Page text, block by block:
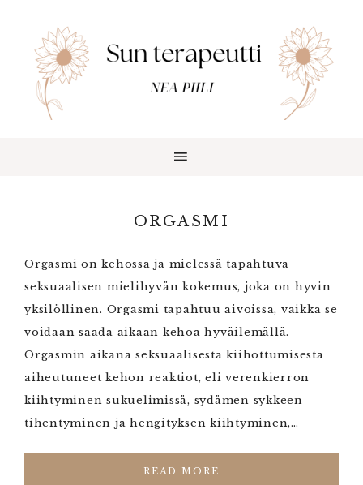
ORGASMI
Orgasmi on kehossa ja mielessä tapahtuva
seksuaalisen mielihyvän kokemus, joka on hyvin
yksilöllinen. Orgasmi tapahtuu aivoissa, vaikka se
voidaan saada aikaan kehoa hyväilemällä.
Orgasmin aikana seksuaalisesta kiihottumisesta
aiheutuneet kehon reaktiot, eli verenkierron
kiihtyminen sukuelimissä, sydämen sykkeen
tihentyminen ja hengityksen kiihtyminen,…
READ MORE